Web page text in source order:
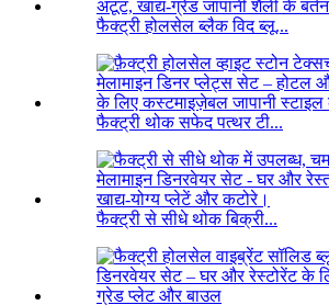
फैक्ट्री होलसेल ब्लैक विद ब्लू...
फैक्ट्री थोक सफेद पत्थर टी...
फैक्ट्री से सीधे थोक बिक्री...